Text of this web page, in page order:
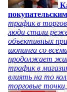
трафик в
люди стали
объективных
шопинга со
продолжает
трафик в
влиять на то
торговые